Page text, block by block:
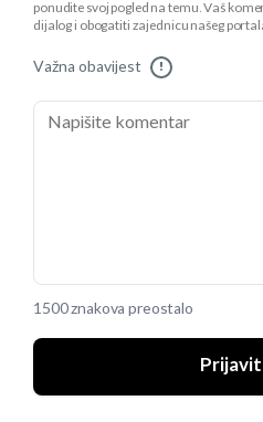
ponudite svoj pogled na temu. Vaš
dijalog i obogatiti zajednicu našeg
Važna obavijest !
1500 znakova preostalo